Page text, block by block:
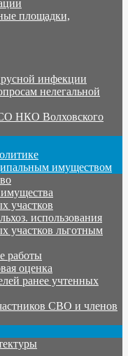
площадки,
инфекции
нелегальной
СО НКО Волховского
имуществом
участков
использования
участков льготным
работы
оценка
ранее учтенных
СВО и членов